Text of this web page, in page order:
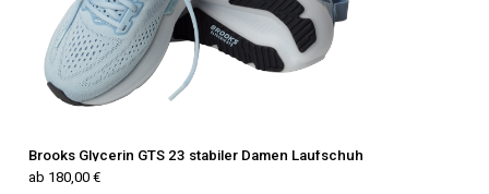
Brooks Glycerin GTS 23 stabiler Damen Laufschuh
ab 180,00 €